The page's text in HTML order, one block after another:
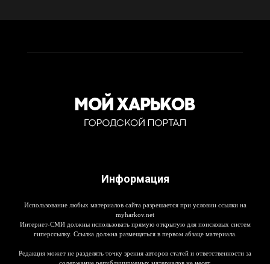
Информация
Использование любых материалов сайта разрешается при условии ссылки на
myharkov.net
Интернет-СМИ должны использовать прямую открытую для поисковых систем
гиперссылку. Ссылка должна размещаться в первом абзаце материала.
Редакция может не разделять точку зрения авторов статей и ответственности за
содержание републицируемых материалов не несет.